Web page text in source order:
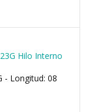
Hilo Interno
- Longitud: 08